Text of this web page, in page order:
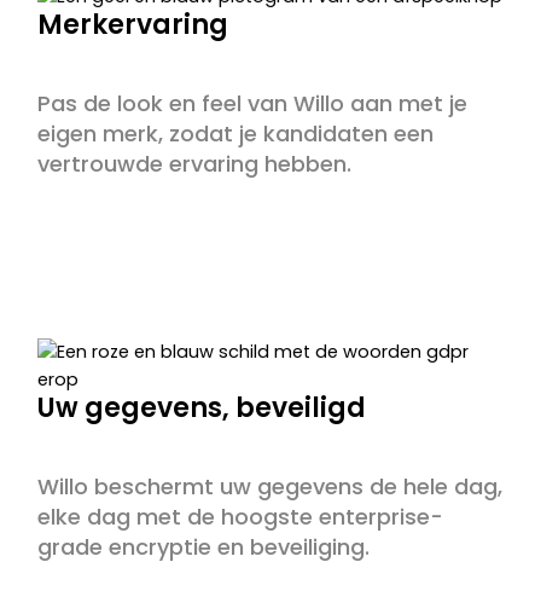
Merkervaring
Pas de look en feel van Willo aan met je
eigen merk, zodat je kandidaten een
vertrouwde ervaring hebben.
Uw gegevens, beveiligd
Willo beschermt uw gegevens de hele dag,
elke dag met de hoogste enterprise-
grade encryptie en beveiliging.